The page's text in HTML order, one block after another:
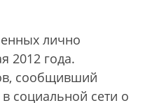
лично
2012 года.
сообщивший
социальной сети о